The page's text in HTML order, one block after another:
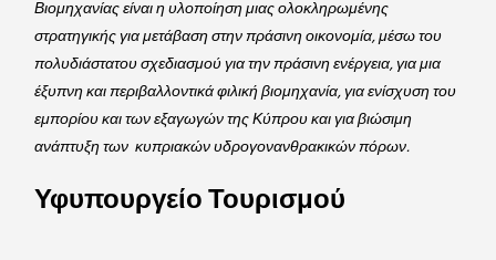
Βιομηχανίας είναι η υλοποίηση μιας ολοκληρωμένης
στρατηγικής για μετάβαση στην πράσινη οικονομία, μέσω του
πολυδιάστατου σχεδιασμού για την πράσινη ενέργεια, για μια
έξυπνη και περιβαλλοντικά φιλική βιομηχανία, για ενίσχυση του
εμπορίου και των εξαγωγών της Κύπρου και για βιώσιμη
ανάπτυξη των  κυπριακών υδρογονανθρακικών πόρων.
Υφυπουργείο Τουρισμού